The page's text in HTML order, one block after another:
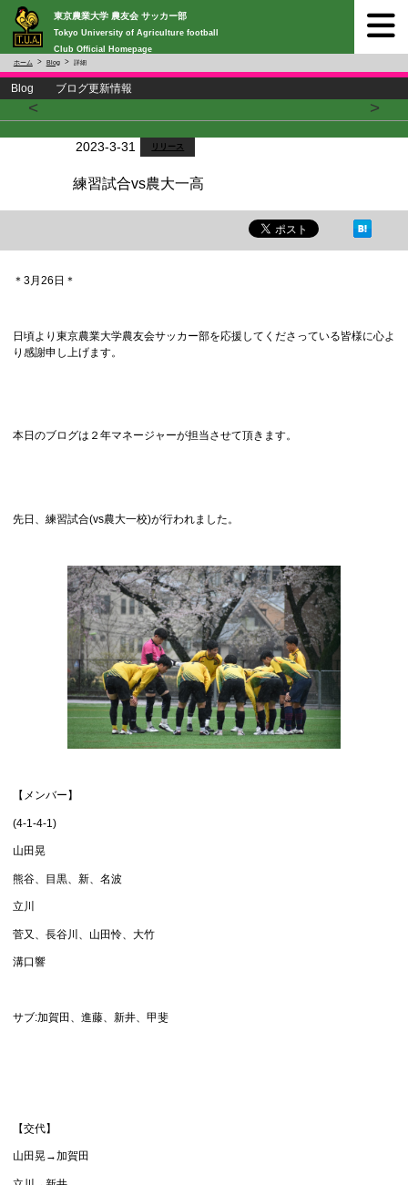
東京農業大学 農友会 サッカー部
Tokyo University of Agriculture football
Club Official Homepage
ホーム Blog 詳細
Blog ブログ更新情報
< >
2023-3-31 リリース
練習試合vs農大一高
＊3月26日＊
日頃より東京農業大学農友会サッカー部を応援してくださっている皆様に心よ
り感謝申し上げます。
本日のブログは２年マネージャーが担当させて頂きます。
先日、練習試合(vs農大一校)が行われました。
【メンバー】
(4-1-4-1)
山田晃
熊谷、目黒、新、名波
立川
菅又、長谷川、山田怜、大竹
溝口響
サブ:加賀田、進藤、新井、甲斐
【交代】
山田晃→加賀田